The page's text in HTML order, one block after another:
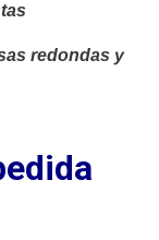
redondas y